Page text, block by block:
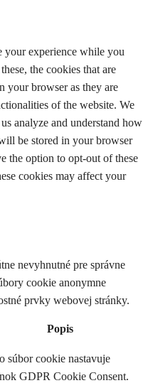
your experience while you
the cookies that are
your browser as they are
of the website. We
analyze and understand how
be stored in your browser
the option to opt-out of these
cookies may affect your
nevyhnutné pre správne
cookie anonymne
prvky webovej stránky.
Popis
súbor cookie nastavuje
GDPR Cookie Consent.